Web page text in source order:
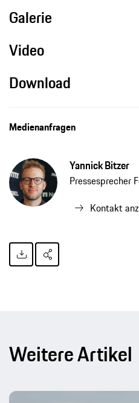
Galerie
Video
Download
Medienanfragen
Yannick Bitzer
Pressesprecher
Kontakt
Weitere Artikel